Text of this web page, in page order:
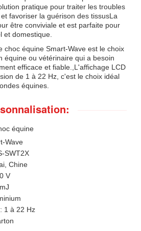
pratique pour traiter les troubles
favoriser la guérison des tissusLa
être conviviale et est parfaite pour
et domestique.
choc équine Smart-Wave est le choix
équine ou vétérinaire qui a besoin
efficace et fiable.,L'affichage LCD
de 1 à 22 Hz, c'est le choix idéal
équines.
équine
Wave
SWT2X
Chine
V
1 à 22 Hz